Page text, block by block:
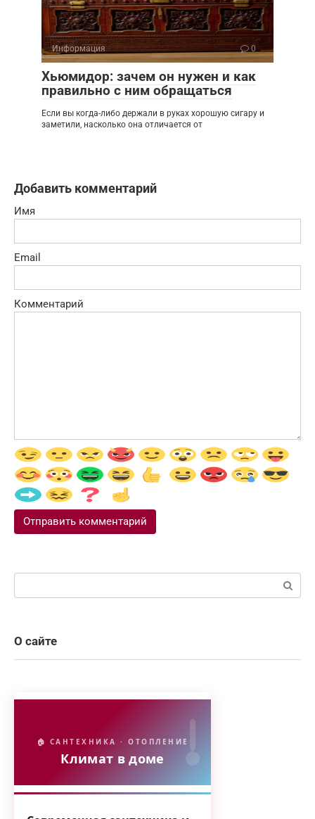
Информация 0
Хьюмидор: зачем он нужен и как
правильно с ним обращаться
Если вы когда-либо держали в руках хорошую сигару и
заметили, насколько она отличается от
Добавить комментарий
Имя
Email
Комментарий
Поиск:
О сайте
🏠 САНТЕХНИКА · ОТОПЛЕНИЕ
Климат в доме